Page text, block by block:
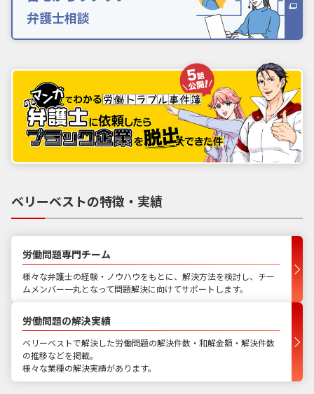
弁護士相談
ベリーベストの特徴・実績
労働問題専門チーム
様々な弁護士の経験・ノウハウをもとに、解決方法を検討し、チー
ムメンバー一丸となって問題解決に向けてサポートします。
労働問題の解決実績
ベリーベストで解決した労働問題の解決件数・和解金額・解決件数
の推移などを掲載。
様々な業種の解決実績があります。